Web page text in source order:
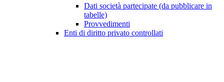
Dati società partecipate (da pubblicare in
tabelle)
Provvedimenti
Enti di diritto privato controllati